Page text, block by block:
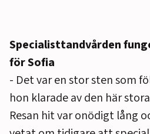
Specialisttandvården
för Sofia
- Det var en stor sten som
hon klarade av den här
Resan hit var onödigt lång